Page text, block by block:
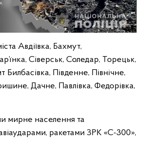
Авдіївка, Бахмут,
Сіверськ, Соледар, Торецьк,
Билбасівка, Південне, Північне,
Дачне, Павлівка, Федорівка,
мирне населення та
ракетами ЗРК «С-300»,